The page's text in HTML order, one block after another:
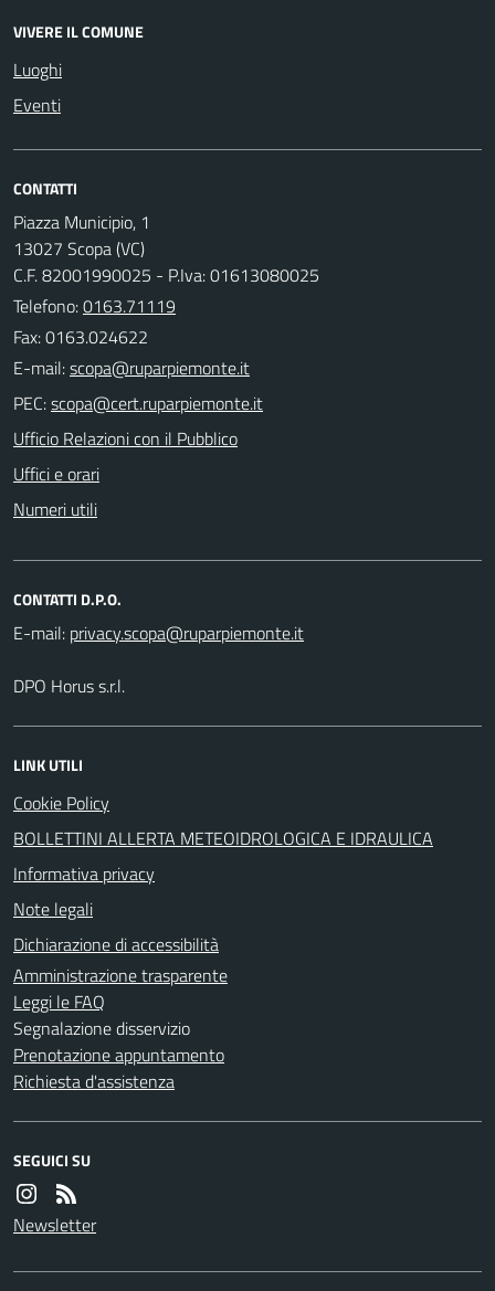
VIVERE IL COMUNE
Luoghi
Eventi
CONTATTI
Piazza Municipio, 1
13027 Scopa (VC)
C.F. 82001990025 - P.Iva: 01613080025
Telefono:0163.71119
Fax: 0163.024622
E-mail:
PEC:
Ufficio Relazioni con il Pubblico
Uffici e orari
Numeri utili
CONTATTI D.P.O.
E-mail:
DPO Horus s.r.l.
LINK UTILI
Cookie Policy
BOLLETTINI ALLERTA METEOIDROLOGICA E IDRAULICA
Informativa privacy
Note legali
Dichiarazione di accessibilità
Amministrazione trasparente
Leggi le FAQ
Segnalazione disservizio
Prenotazione appuntamento
Richiesta d'assistenza
SEGUICI SU
Newsletter